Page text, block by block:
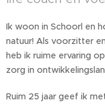
Ik woon in Schoorl en
natuur! Als voorzitter
heb ik ruime ervaring
zorg in
Ruim 25 jaar geef ik